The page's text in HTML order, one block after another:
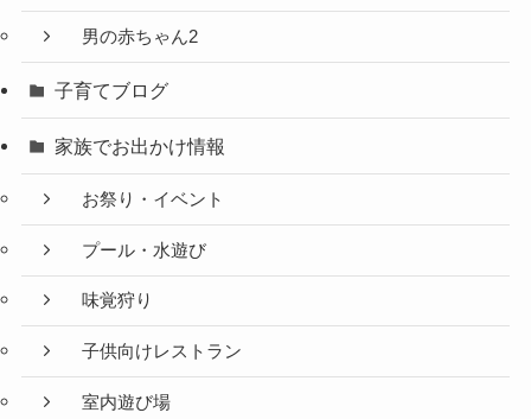
男の赤ちゃん2
子育てブログ
家族でお出かけ情報
お祭り・イベント
プール・水遊び
味覚狩り
子供向けレストラン
室内遊び場